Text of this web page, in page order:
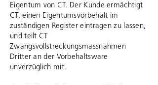
Eigentum von CT. Der Kunde ermächtigt
CT, einen Eigentumsvorbehalt im
zuständigen Register eintragen zu lassen,
und teilt CT
Zwangsvollstreckungsmassnahmen
Dritter an der Vorbehaltsware
unverzüglich mit.